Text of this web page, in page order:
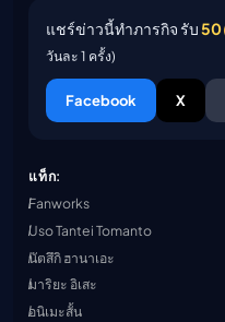
แชร์ข่าวนี้ทำภารกิจ รับ50
วันละ 1 ครั้ง)
Facebook X
แท็ก:
Fanworks
Uso Tantei Tomanto
นัตสึกิ ฮานาเอะ
มาริยะ อิเสะ
อนิเมะสั้น